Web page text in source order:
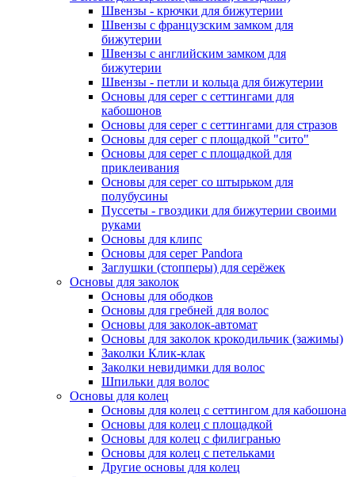
Швензы - крючки для бижутерии
Швензы с французским замком для
бижутерии
Швензы с английским замком для
бижутерии
Швензы - петли и кольца для бижутерии
Основы для серег с сеттингами для
кабошонов
Основы для серег с сеттингами для стразов
Основы для серег с площадкой "сито"
Основы для серег с площадкой для
приклеивания
Основы для серег со штырьком для
полубусины
Пуссеты - гвоздики для бижутерии своими
руками
Основы для клипс
Основы для серег Pandora
Заглушки (стопперы) для серёжек
Основы для заколок
Основы для ободков
Основы для гребней для волос
Основы для заколок-автомат
Основы для заколок крокодильчик (зажимы)
Заколки Клик-клак
Заколки невидимки для волос
Шпильки для волос
Основы для колец
Основы для колец с сеттингом для кабошона
Основы для колец с площадкой
Основы для колец с филигранью
Основы для колец с петельками
Другие основы для колец